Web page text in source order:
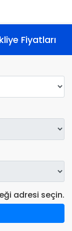
Fiyatları
adresi seçin.